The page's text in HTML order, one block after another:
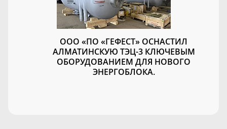
ООО «ПО «ГЕФЕСТ» ОСНАСТИЛ
АЛМАТИНСКУЮ ТЭЦ-3 КЛЮЧЕВЫМ
ОБОРУДОВАНИЕМ ДЛЯ НОВОГО
ЭНЕРГОБЛОКА.